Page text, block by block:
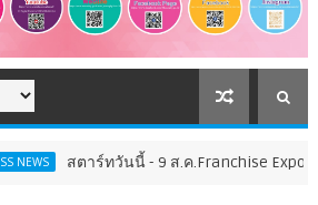
นนี้ - 9 ส.ค.Franchise Expo Thailand &